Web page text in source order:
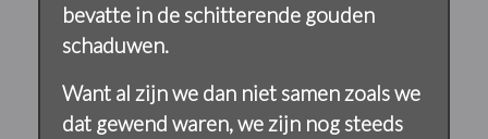
bevatte in de schitterende gouden
schaduwen.
Want al zijn we dan niet samen zoals we
dat gewend waren, we zijn nog steeds